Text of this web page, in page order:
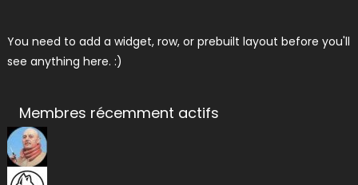
You need to add a widget, row, or prebuilt layout before you'll
see anything here. :)
Membres récemment actifs